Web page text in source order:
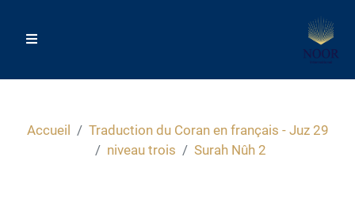
Accueil
Traduction du Coran en français - Juz 29
niveau trois
Surah Nûh 2